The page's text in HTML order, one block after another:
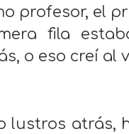
profesor, el
fila
o eso creí al
lustros atrás,